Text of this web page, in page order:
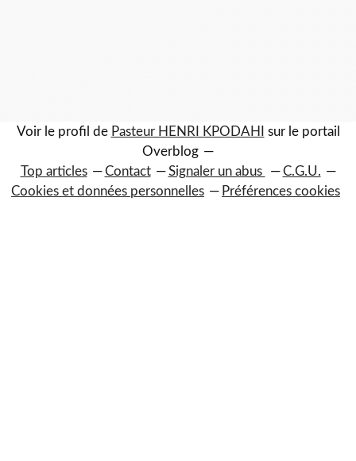
Voir le profil de Pasteur HENRI KPODAHI
sur le portail
Overblog
Top articles
Contact Signaler un abus
C.G.U.
Cookies et données personnelles
Préférences cookies